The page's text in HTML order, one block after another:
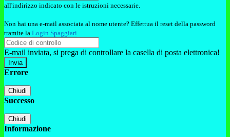
all'indirizzo indicato con le istruzioni necessarie.
Non hai una e-mail associata al nome utente? Effettua il reset della password
tramite la Login Spaggiari
E-mail inviata, si prega di controllare la casella di posta elettronica!
Errore
Chiudi
Successo
Chiudi
Informazione